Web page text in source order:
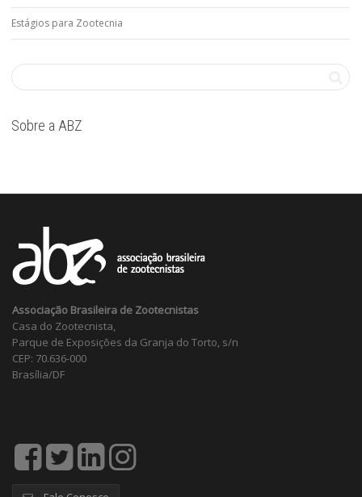
Estágios para Zootecnia
Sobre a ABZ
Associação Brasileira de Zootecnistas
Casa do Zootecnista,
Parque de Exposições da Granja do Torto, s/n
CEP: 70.636-000
Brasília/DF